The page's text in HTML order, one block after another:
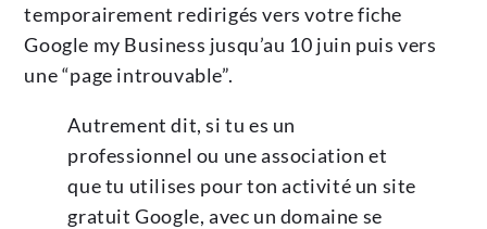
temporairement redirigés vers votre fiche
Google my Business jusqu’au 10 juin puis vers
une “page introuvable”.
Autrement dit, si tu es un
professionnel ou une association et
que tu utilises pour ton activité un site
gratuit Google, avec un domaine se